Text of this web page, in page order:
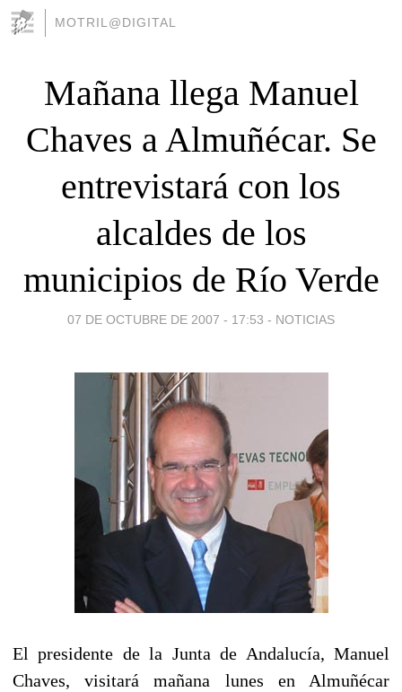
MOTRIL@DIGITAL
Mañana llega Manuel
Chaves a Almuñécar. Se
entrevistará con los
alcaldes de los
municipios de Río Verde
07 DE OCTUBRE DE 2007 - 17:53 - NOTICIAS
El presidente de la Junta de Andalucía, Manuel
Chaves, visitará mañana lunes en Almuñécar